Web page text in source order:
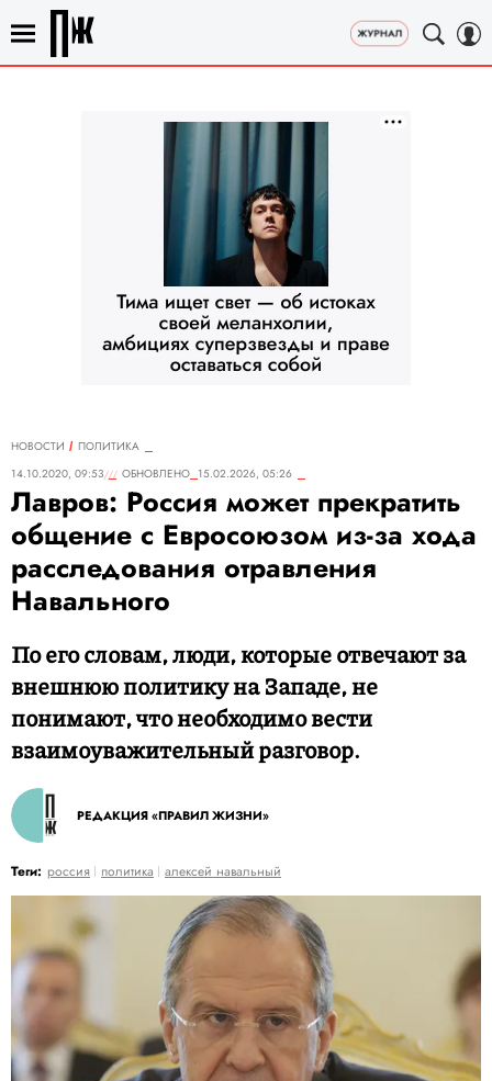
НОВОСТИ
ПОЛИТИКА
14.10.2020, 09:53
ОБНОВЛЕНО 15.02.2026, 05:26
Лавров: Россия может прекратить
общение с Евросоюзом из-за хода
расследования отравления
Навального
По его словам, люди, которые отвечают за
внешнюю политику на Западе, не
понимают, что необходимо вести
взаимоуважительный разговор.
РЕДАКЦИЯ «ПРАВИЛ ЖИЗНИ»
Теги: россия политика алексей навальный